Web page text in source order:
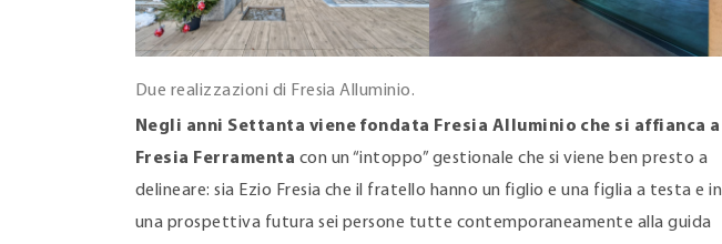
Due realizzazioni di Fresia Alluminio.
Negli anni Settanta viene fondata Fresia Alluminio che si affianca a
Fresia Ferramenta con un “intoppo” gestionale che si viene ben presto a
delineare: sia Ezio Fresia che il fratello hanno un figlio e una figlia a testa e in
una prospettiva futura sei persone tutte contemporaneamente alla guida